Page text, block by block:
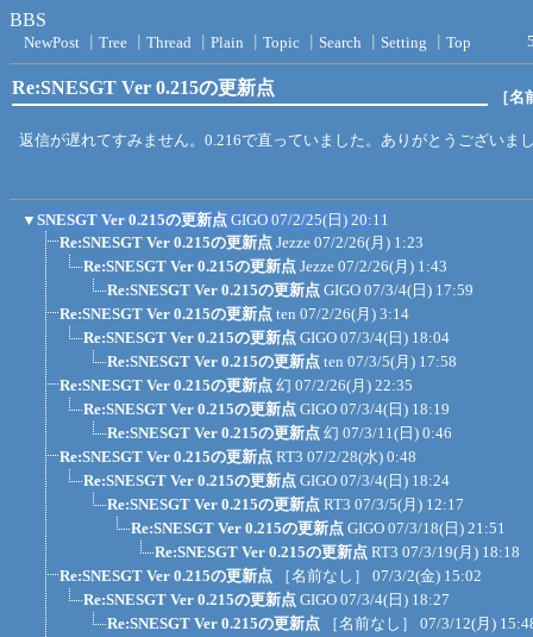
BBS
NewPost Tree Thread Plain Topic Search Setting Top
Re:SNESGT Ver 0.215の更新点 ［
返信が遅れてすみません。0.216で直っていました。ありがとうございま
▼ SNESGT Ver 0.215の更新点 GIGO 07/2/25(日) 20:11
Re:SNESGT Ver 0.215の更新点 Jezze 07/2/26(月) 1:23
Re:SNESGT Ver 0.215の更新点 Jezze 07/2/26(月) 1:43
Re:SNESGT Ver 0.215の更新点 GIGO 07/3/4(日) 17:59
Re:SNESGT Ver 0.215の更新点 ten 07/2/26(月) 3:14
Re:SNESGT Ver 0.215の更新点 GIGO 07/3/4(日) 18:04
Re:SNESGT Ver 0.215の更新点 ten 07/3/5(月) 17:58
Re:SNESGT Ver 0.215の更新点 幻 07/2/26(月) 22:35
Re:SNESGT Ver 0.215の更新点 GIGO 07/3/4(日) 18:19
Re:SNESGT Ver 0.215の更新点 幻 07/3/11(日) 0:46
Re:SNESGT Ver 0.215の更新点 RT3 07/2/28(水) 0:48
Re:SNESGT Ver 0.215の更新点 GIGO 07/3/4(日) 18:24
Re:SNESGT Ver 0.215の更新点 RT3 07/3/5(月) 12:17
Re:SNESGT Ver 0.215の更新点 GIGO 07/3/18(日) 21:51
Re:SNESGT Ver 0.215の更新点 RT3 07/3/19(月) 18:18
Re:SNESGT Ver 0.215の更新点
［名前なし］
07/3/2(金) 15:02
Re:SNESGT Ver 0.215の更新点 GIGO 07/3/4(日) 18:27
Re:SNESGT Ver 0.215の更新点
［名前なし］
07/3/12(月)